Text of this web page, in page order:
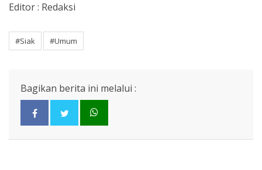
Editor : Redaksi
#Siak #Umum
Bagikan berita ini melalui :